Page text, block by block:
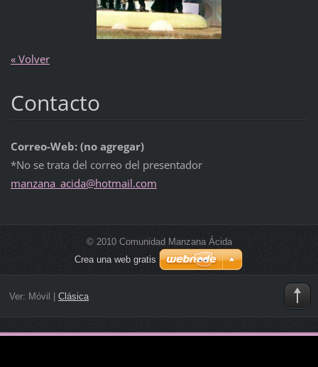
« Volver
Contacto
Correo-Web: (no agregar)
*No se trata del correo del presentador
manzana_ acida@hotmail.com
© 2010 Comunidad Manzana Ácida
Crea una web gratis
Ver: Móvil Clásica